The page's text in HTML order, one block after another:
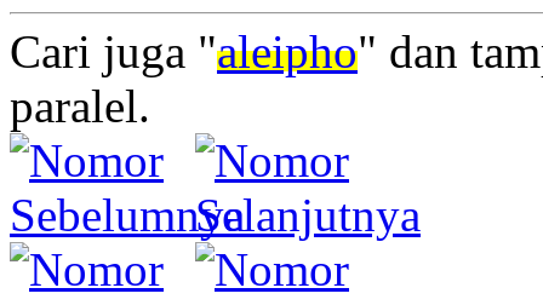
Cari juga "aleipho" dan
paralel.